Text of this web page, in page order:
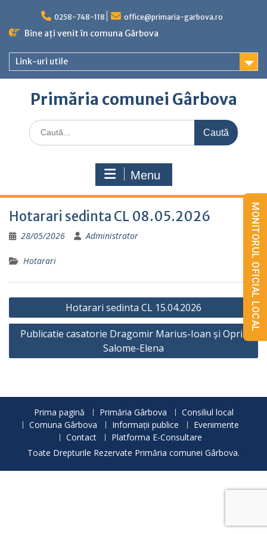
content
0258-748-118 office@primaria-garbova.ro
Bine ați venit în comuna Gârbova
Link-uri utile
Primăria comunei Gârbova
Caută
for:
Menu
Hotarari sedinta CL 08.05.2026
28/05/2026 Administrator
Hotarari
Navigare
în
articole
Hotarari sedinta CL 15.04.2026
Publicatie casatorie Dragomir Marius-Ioan și Opriș
Salome-Elena
Prima pagină Primăria Gârbova
Consiliul local
Comuna Gârbova
Informații publice
Evenimente
Contact
Platforma E-Consultare
Toate Drepturile Rezervate Primăria comunei Gârbova.
MONITORUL OFICIAL LOCAL